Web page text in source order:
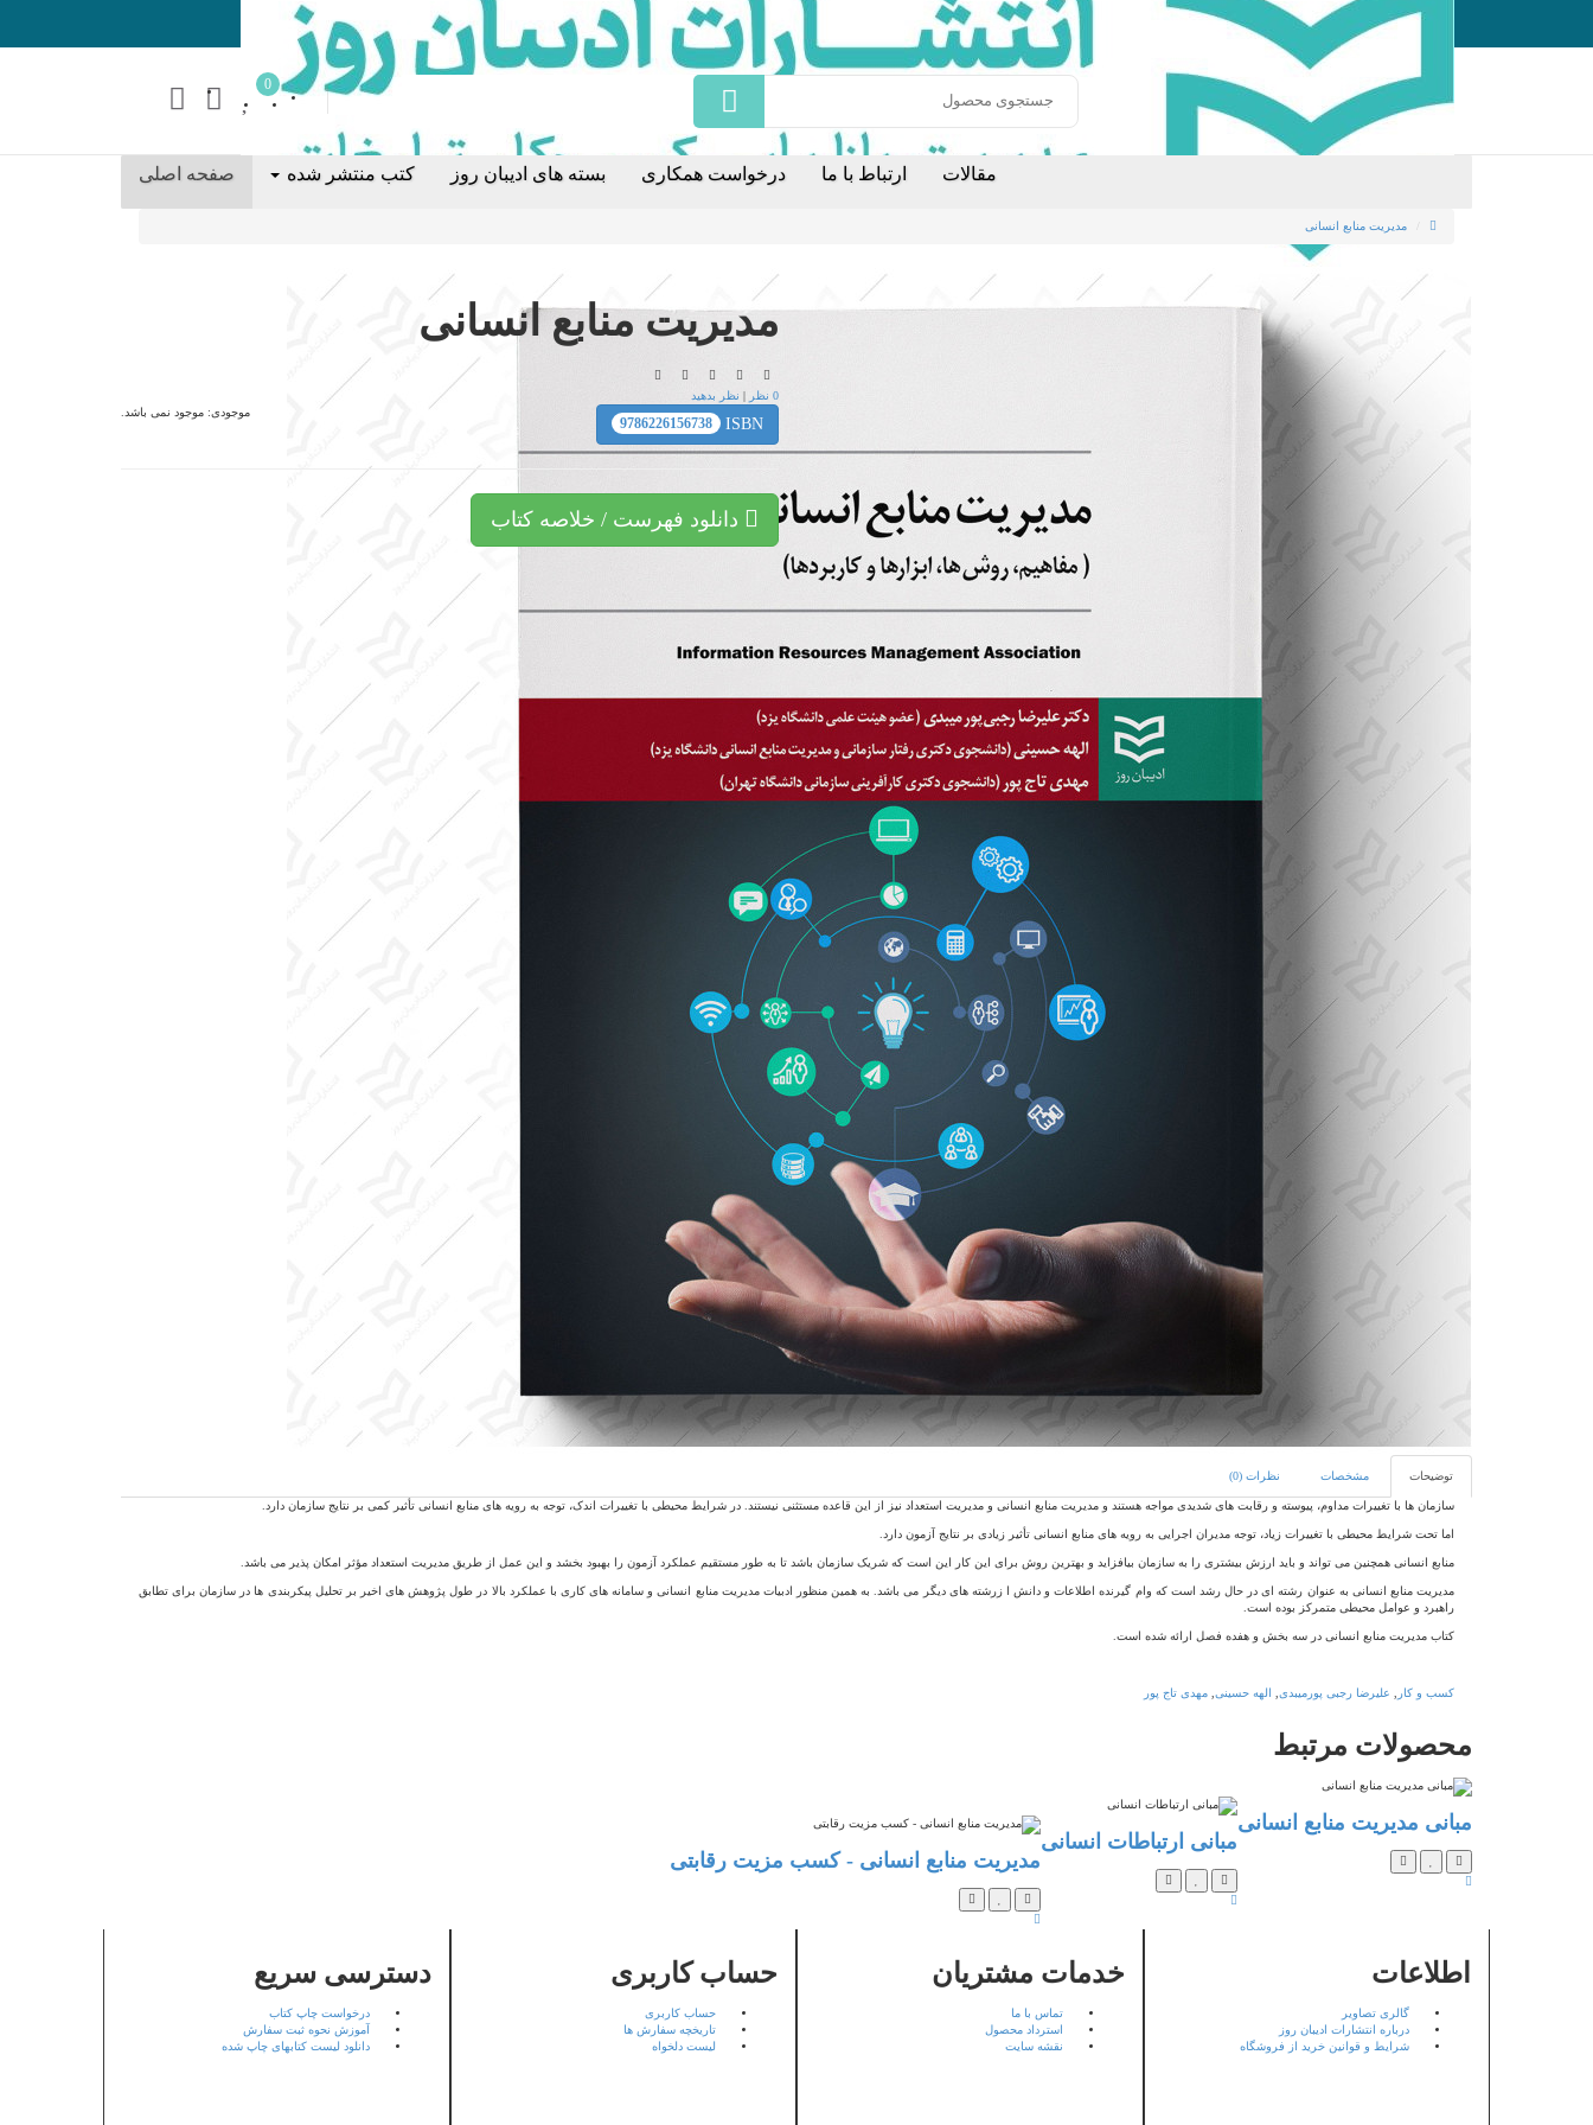
ورود ثبت نام
0
صفحه اصلی کتب منتشر شده بسته های ادیبان روز درخواست همکاری ارتباط با ما مقالات
مدیریت منابع انسانی
مدیریت منابع انسانی
0 نظر | نظر بدهید
موجودی: موجود نمی باشد.
ISBN
9786226156738
دانلود فهرست / خلاصه کتاب
توضیحات مشخصات نظرات (0)
سازمان ها با تغییرات مداوم، پیوسته و رقابت های شدیدی مواجه هستند و مدیریت منابع انسانی و مدیریت استعداد نیز از این قاعده مستثنی نیستند. در شرایط محیطی با تغییرات اندک، توجه به رویه های منابع انسانی تأثیر کمی بر نتایج سازمان دارد.
اما تحت شرایط محیطی با تغییرات زیاد، توجه مدیران اجرایی به رویه های منابع انسانی تأثیر زیادی بر نتایج آزمون دارد.
منابع انسانی همچنین می تواند و باید ارزش بیشتری را به سازمان بیافزاید و بهترین روش برای این کار این است که شریک سازمان باشد تا به طور مستقیم عملکرد آزمون را بهبود بخشد و این عمل از طریق مدیریت استعداد مؤثر امکان پذیر می باشد.
مدیریت منابع انسانی به عنوان رشته ای در حال رشد است که وام گیرنده اطلاعات و دانش ا زرشته های دیگر می باشد. به همین منظور ادبیات مدیریت منابع انسانی و سامانه های کاری با عملکرد بالا در طول پژوهش های اخیر بر تحلیل پیکربندی ها در سازمان برای تطابق
راهبرد و عوامل محیطی متمرکز بوده است.
کتاب مدیریت منابع انسانی در سه بخش و هفده فصل ارائه شده است.
کسب و کار علیرضا رجبی پورمیبدی الهه حسینی مهدی تاج پور
محصولات مرتبط
مبانی مدیریت منابع انسانی
مبانی ارتباطات انسانی
مدیریت منابع انسانی - کسب مزیت رقابتی
اطلاعات
گالری تصاویر
درباره انتشارات ادیبان روز
شرایط و قوانین خرید از فروشگاه
خدمات مشتریان
تماس با ما
استرداد محصول
نقشه سایت
حساب کاربری
حساب کاربری
تاریخچه سفارش ها
لیست دلخواه
دسترسی سریع
درخواست چاپ کتاب
آموزش نحوه ثبت سفارش
دانلود لیست کتابهای چاپ شده